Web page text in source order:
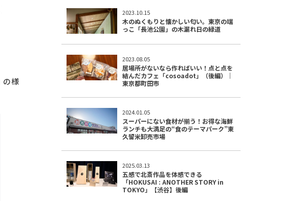
の様
2023.10.15
木のぬくもりと懐かしい匂い。東京の端
っこ「長池公園」の木漏れ日の緑道
2023.08.05
居場所がないなら作ればいい！点と点を
結んだカフェ「cosoadot」（後編）｜
東京都町田市
2024.01.05
スーパーにない食材が揃う！お得な海鮮
ランチも大満足の“食のテーマパーク”東
久留米卸売市場
2025.03.13
五感で北斎作品を体感できる
「HOKUSAI : ANOTHER STORY in
TOKYO」【渋谷】後編